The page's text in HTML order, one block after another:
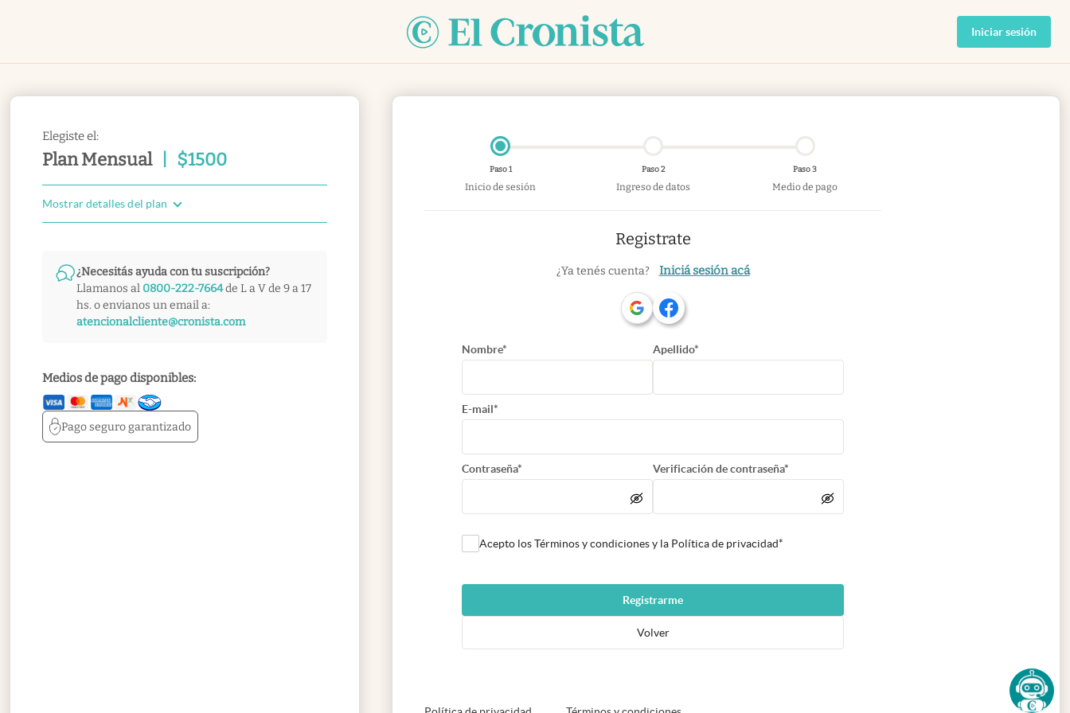
Iniciar sesión
Elegiste el:
Plan Mensual $1500
Mostrar detalles del plan
¿Necesitás ayuda con tu suscripción?
Llamanos al 0800-222-7664de L a V de 9 a 17
hs. o envianos un email a:
atencionalcliente@cronista.com
Medios de pago disponibles:
Pago segurogarantizado
Paso 1
Inicio de sesión
Paso 2
Ingreso de datos
Paso 3
Medio de pago
Registrate
¿Ya tenés cuenta? Iniciá sesión acá
Nombre* Apellido*
E-mail*
Contraseña* Verificación de contraseña*
Acepto los Términos y condiciones y la Política de privacidad*
Registrarme
Volver